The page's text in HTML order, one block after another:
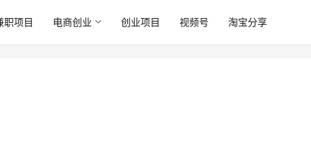
职项目 电商创业 创业项目 视频号 淘宝分享